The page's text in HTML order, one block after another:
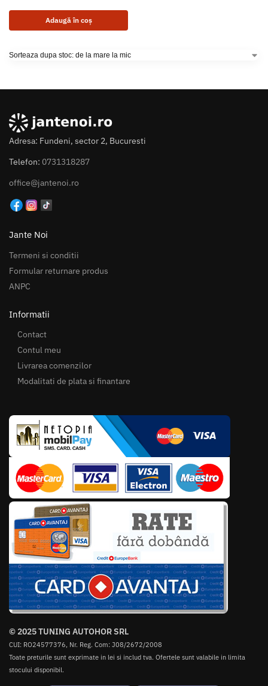
Adaugă în coș
Adresa: Fundeni, sector 2, Bucuresti
Telefon: 0731318287
office@jantenoi.ro
Jante Noi
Termeni si conditii
Formular returnare produs
ANPC
Informatii
Contact
Contul meu
Livrarea comenzilor
Modalitati de plata si finantare
© 2025 TUNING AUTOHOR SRL
CUI: RO24577376, Nr. Reg. Com: J08/2672/2008
Toate preturile sunt exprimate in lei si includ tva. Ofertele sunt valabile in limita
stocului disponibil.